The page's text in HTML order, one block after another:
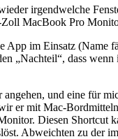
irgendwelche
MacBook Pro Monitor
App im Einsatz (Name
„Nachteil“, dass
und eine für
er mit Mac-
Diesen Shortcut
Abweichten zu der